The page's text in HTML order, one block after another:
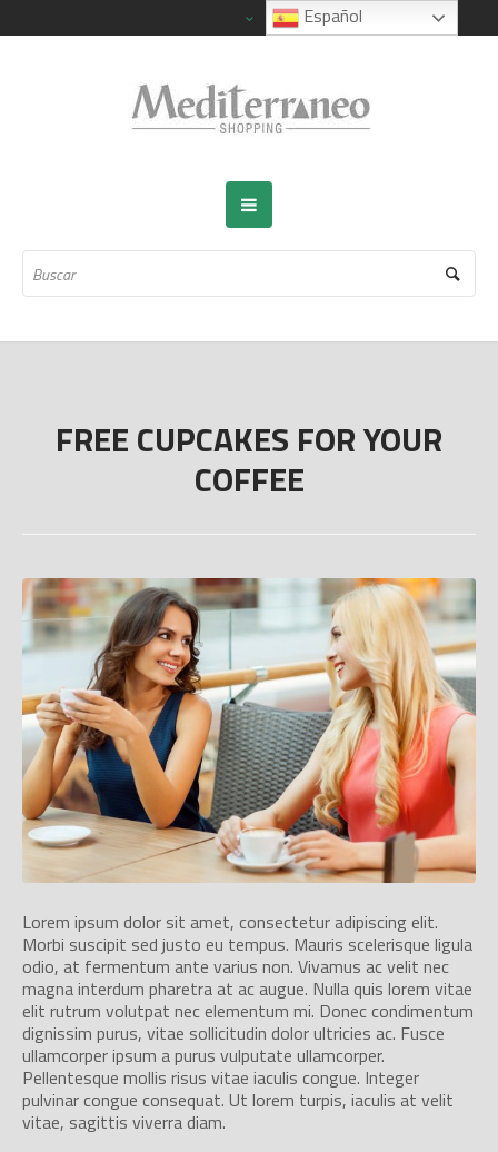
FREE CUPCAKES FOR YOUR
COFFEE
Lorem ipsum dolor sit amet, consectetur adipiscing elit.
Morbi suscipit sed justo eu tempus. Mauris scelerisque ligula
odio, at fermentum ante varius non. Vivamus ac velit nec
magna interdum pharetra at ac augue. Nulla quis lorem vitae
elit rutrum volutpat nec elementum mi. Donec condimentum
dignissim purus, vitae sollicitudin dolor ultricies ac. Fusce
ullamcorper ipsum a purus vulputate ullamcorper.
Pellentesque mollis risus vitae iaculis congue. Integer
pulvinar congue consequat. Ut lorem turpis, iaculis at velit
vitae, sagittis viverra diam.
Español